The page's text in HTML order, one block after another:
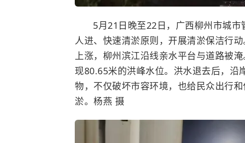
5月21日晚至22日，广西柳州市城
人进、快速清淤原则，开展清淤保洁行
上涨，柳州滨江沿线亲水平台与道路被
现80.65米的洪峰水位。洪水退去后，沿
物，不仅破坏市容环境，也给民众出行
淤。杨燕 摄